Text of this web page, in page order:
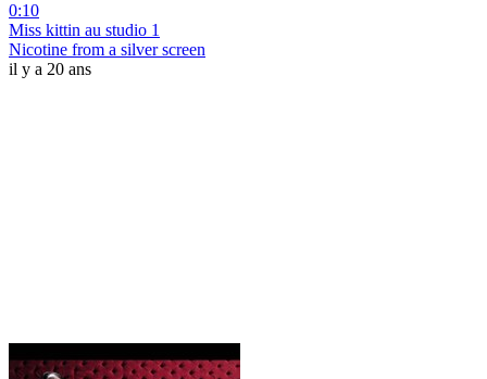
0:10
Miss kittin au studio 1
Nicotine from a silver screen
il y a 20 ans